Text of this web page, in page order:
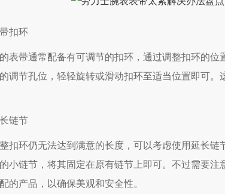
扣环
带通常配备有可调节的扣环，通过调整扣环的位
调节孔位，轻轻旋转或滑动扣环至适当位置即可
链节
环仍无法达到满意的长度，可以考虑使用延长链
小链节，将其固定在原有链节上即可。不过需要
的产品，以确保美观和安全性。